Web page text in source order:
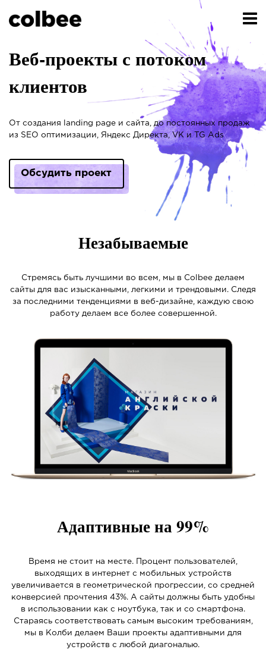
Веб-проекты с потоком
клиентов
От создания landing page и сайта, до постоянных продаж
из SEO оптимизации, Яндекс Директа, VK и TG Ads
Обсудить проект
Незабываемые
Стремясь быть лучшими во всем, мы в Colbee делаем
сайты для вас изысканными, легкими и трендовыми. Следя
за последними тенденциями в веб-дизайне, каждую свою
работу делаем все более совершенной.
Адаптивные на 99%
Время не стоит на месте. Процент пользователей,
выходящих в интернет с мобильных устройств
увеличивается в геометрической прогрессии, со средней
конверсией прочтения 43%. А сайты должны быть удобны
в использовании как с ноутбука, так и со смартфона.
Стараясь соответствовать самым высоким требованиям,
мы в Колби делаем Ваши проекты адаптивными для
устройств с любой диагональю.